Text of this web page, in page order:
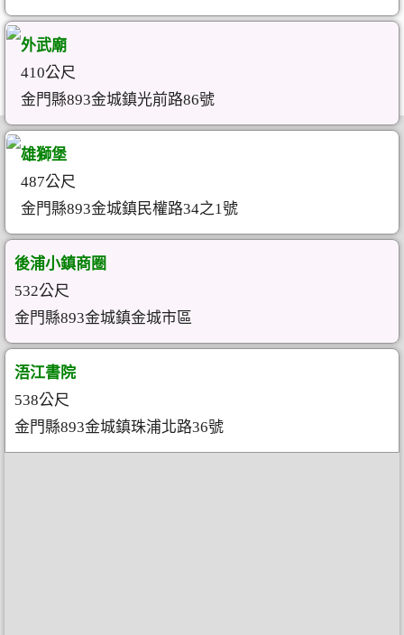
外武廟
410公尺
金門縣893金城鎮光前路86號
雄獅堡
487公尺
金門縣893金城鎮民權路34之1號
後浦小鎮商圈
532公尺
金門縣893金城鎮金城市區
浯江書院
538公尺
金門縣893金城鎮珠浦北路36號